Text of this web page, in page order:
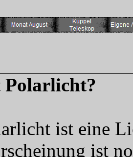
Polarlicht?
ist eine
ist